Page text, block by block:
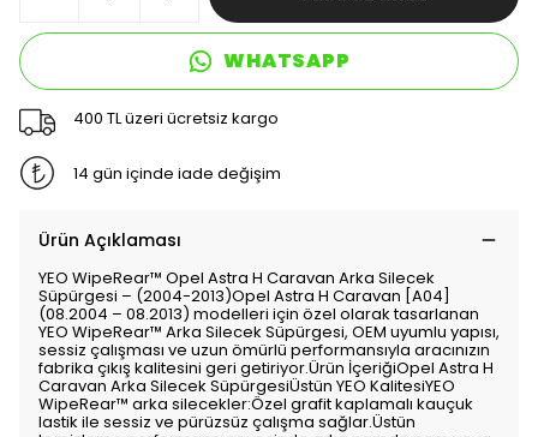
WHATSAPP
400 TL üzeri ücretsiz kargo
14 gün içinde iade değişim
Ürün Açıklaması
YEO WipeRear™️ Opel Astra H Caravan Arka Silecek
Süpürgesi – (2004-2013)Opel Astra H Caravan [A04]
(08.2004 – 08.2013) modelleri için özel olarak tasarlanan
YEO WipeRear™️ Arka Silecek Süpürgesi, OEM uyumlu yapısı,
sessiz çalışması ve uzun ömürlü performansıyla aracınızın
fabrika çıkış kalitesini geri getiriyor.Ürün İçeriğiOpel Astra H
Caravan Arka Silecek SüpürgesiÜstün YEO KalitesiYEO
WipeRear™️ arka silecekler:Özel grafit kaplamalı kauçuk
lastik ile sessiz ve pürüzsüz çalışma sağlar.Üstün